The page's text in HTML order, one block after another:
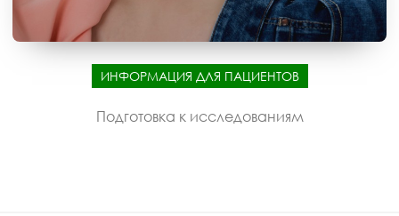
ИНФОРМАЦИЯ ДЛЯ ПАЦИЕНТОВ
Подготовка к исследованиям